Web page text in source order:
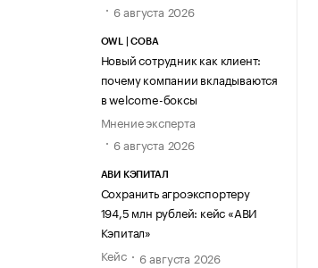
6 августа 2026
OWL | СОВА
Новый сотрудник как клиент:
почему компании вкладываются
в welcome-боксы
Мнение эксперта
6 августа 2026
АВИ КЭПИТАЛ
Сохранить агроэкспортеру
194,5 млн рублей: кейс «АВИ
Кэпитал»
Кейс
6 августа 2026